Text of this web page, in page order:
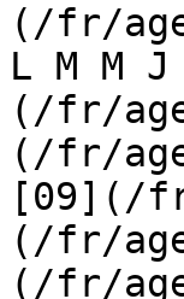
(/fr/
L M M
(/fr/
(/fr/
[09](/
(/fr/
(/fr/